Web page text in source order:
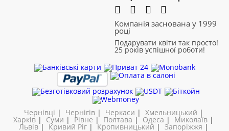
Компанія заснована у 1999
році
Подарувати квіти так просто!
25 років успішної роботи!
Чернівці | Чернігів| Черкаси | Хмельницький |
Харків | Суми | Рівне | Полтава | Одеса | Миколаїв |
Львів| Кривий Ріг|Кропивницький | Запоріжжя |